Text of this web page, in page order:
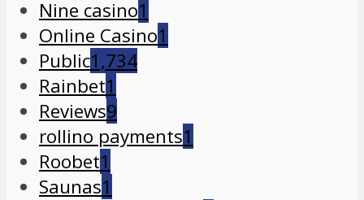
Nine casino1
Online Casino1
Public1,734
Rainbet1
Reviews9
rollino payments1
Roobet1
Saunas1